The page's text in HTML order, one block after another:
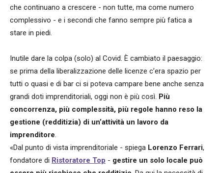
che continuano a crescere - non tutte, ma come numero
complessivo - e i secondi che fanno sempre più fatica a
stare in piedi.
Inutile dare la colpa (solo) al Covid. È cambiato il paesaggio:
se prima della liberalizzazione delle licenze c’era spazio per
tutti o quasi e di bar ci si poteva campare bene anche senza
grandi doti imprenditoriali, oggi non è più così. Più
concorrenza, più complessità, più regole hanno reso la
gestione (redditizia) di un’attività un lavoro da
imprenditore.
«Dal punto di vista imprenditoriale - spiega Lorenzo Ferrari,
fondatore di Ristoratore Top - gestire un solo locale può